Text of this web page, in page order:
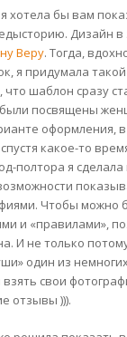
хотела бы вам
Дизайн
Веру. Тогда,
я придумала
шаблон сразу
посвящены
оформления,
какое-то
полтора я
Чтобы можно
и «правилами»,
И не только
один из
свои
отзывы ))).